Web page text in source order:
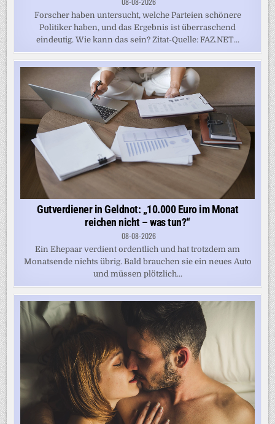
Forscher haben untersucht, welche Parteien schönere
Politiker haben, und das Ergebnis ist überraschend
eindeutig. Wie kann das sein? Zitat-Quelle: FAZ.NET...
Gutverdiener in Geldnot: „10.000 Euro im Monat
reichen nicht – was tun?“
08-08-2026
Ein Ehepaar verdient ordentlich und hat trotzdem am
Monatsende nichts übrig. Bald brauchen sie ein neues Auto
und müssen plötzlich...